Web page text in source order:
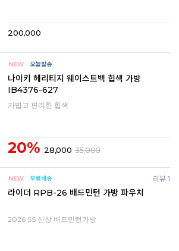
200,000
나이키 헤리티지 웨이스트백 힙색 가방
IB4376-627
가볍고 편리한 힙색
20% 28,000 35,000
리뷰 1
라이더 RPB-26 배드민턴 가방 파우치
2026 SS 신상 배드민턴가방